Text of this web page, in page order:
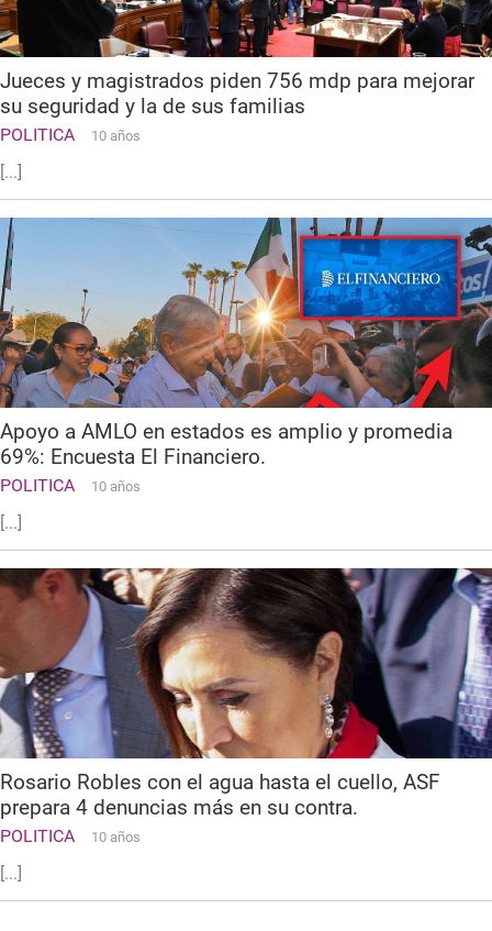
Jueces y magistrados piden 756 mdp para mejorar
su seguridad y la de sus familias
POLITICA 10 años
[...]
Apoyo a AMLO en estados es amplio y promedia
69%: Encuesta El Financiero.
POLITICA 10 años
[...]
Rosario Robles con el agua hasta el cuello, ASF
prepara 4 denuncias más en su contra.
POLITICA 10 años
[...]